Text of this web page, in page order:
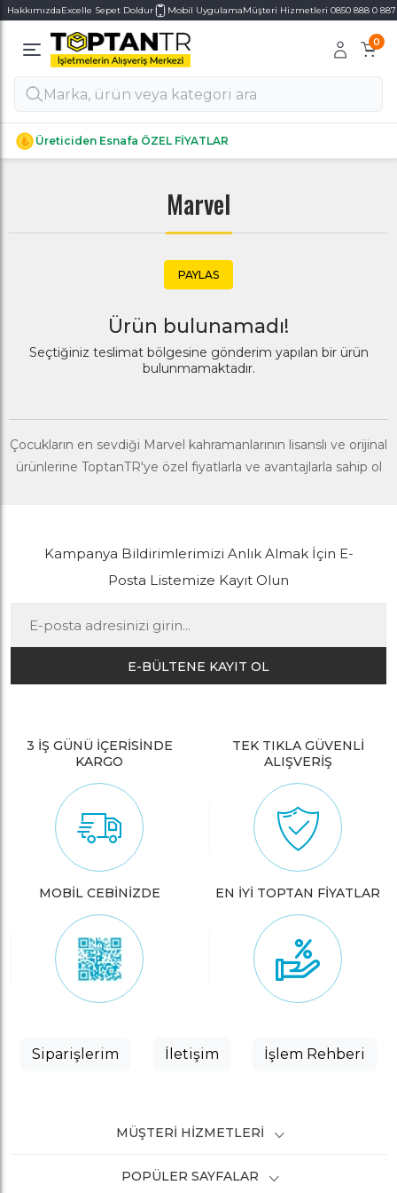
HakkımızdaExcelle Sepet Doldur Mobil UygulamaMüşteri Hizmetleri 0850 888 0 887
0
Üreticiden Esnafa ÖZEL FİYATLAR
Alt Kategoriler
Alt Kategoriler
Marvel
PAYLAS
Ürün bulunamadı!
Seçtiğiniz teslimat bölgesine gönderim yapılan bir ürün
bulunmamaktadır.
Çocukların en sevdiği Marvel kahramanlarının lisanslı ve orijinal
ürünlerine ToptanTR'ye özel fiyatlarla ve avantajlarla sahip ol
Kampanya Bildirimlerimizi Anlık Almak İçin E-
Posta Listemize Kayıt Olun
E-BÜLTENE KAYIT OL
3 İŞ GÜNÜ İÇERİSİNDE
KARGO
TEK TIKLA GÜVENLİ
ALIŞVERİŞ
MOBİL CEBİNİZDE EN İYİ TOPTAN FİYATLAR
Siparişlerim İletişim İşlem Rehberi
MÜŞTERI HIZMETLERI
POPÜLER SAYFALAR